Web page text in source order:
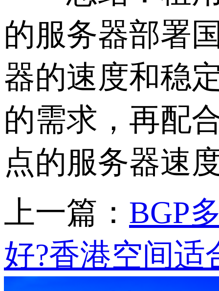
的服务器部署
器的速度和稳
的需求，再配
点的服务器速
上一篇： BGP
好?香港空间适